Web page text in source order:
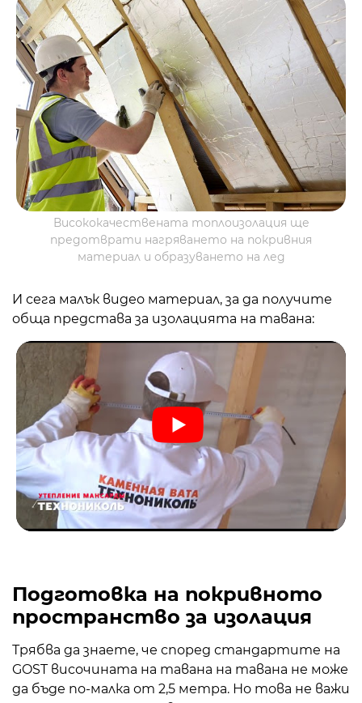
Висококачествената топлоизолация ще
предотврати нагряването на покривния
материал и образуването на лед
И сега малък видео материал, за да получите
обща представа за изолацията на тавана:
Подготовка на покривното
пространство за изолация
Трябва да знаете, че според стандартите на
GOST височината на тавана на тавана не може
да бъде по-малка от 2,5 метра. Но това не важи